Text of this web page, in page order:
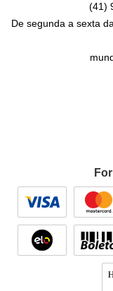
(41)
De segunda a sexta